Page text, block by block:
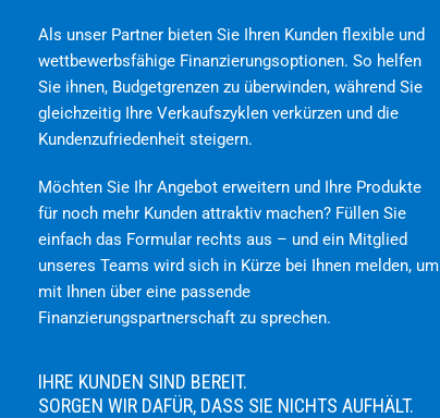
Als unser Partner bieten Sie Ihren Kunden flexible und
wettbewerbsfähige Finanzierungsoptionen. So helfen
Sie ihnen, Budgetgrenzen zu überwinden, während Sie
gleichzeitig Ihre Verkaufszyklen verkürzen und die
Kundenzufriedenheit steigern.
Möchten Sie Ihr Angebot erweitern und Ihre Produkte
für noch mehr Kunden attraktiv machen? Füllen Sie
einfach das Formular rechts aus – und ein Mitglied
unseres Teams wird sich in Kürze bei Ihnen melden, um
mit Ihnen über eine passende
Finanzierungspartnerschaft zu sprechen.
IHRE KUNDEN SIND BEREIT.
SORGEN WIR DAFÜR, DASS SIE NICHTS AUFHÄLT.